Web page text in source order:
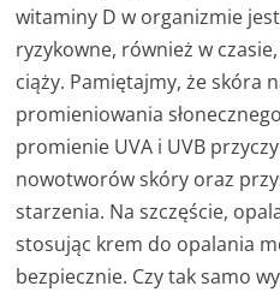
witaminy D w organizmie
ryzykowne, również w
ciąży. Pamiętajmy, że skóra
promieniowania
promienie UVA i UVB
nowotworów skóry oraz
starzenia. Na szczęście,
stosując krem do opalania
bezpiecznie. Czy tak samo